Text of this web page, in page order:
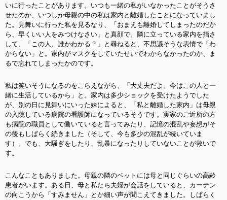
いに行ったことがあります。いつも一緒の私がいなかったことがそうさ
せたのか、いつしか母親の中の私は家内と離婚したことになっていまし
た。見舞いに行った私を見るなり、「おまえも離婚してしまったのだか
ら、早くいい人をみつけなさい」と真顔で。隣に立っている家内を指さ
して、「この人、誰かわかる？」と尋ねると、不思議そうな表情で「わ
からない」と。家内がマスクをしていたせいでわからなかったのか、ま
るで忘れてしまったかのです。
私は笑いそうになるのをこらえながら、「大丈夫だよ。今はこの人と一
緒に生活しているから」と。家内は多少ショックを受けたようでした
が、別の日に見舞いにいった妹によると、「私と離婚した家内」は母親
の入院している病院の看護師になっているそうです。実家のご近所の方
も病院の職員として働いていると言ってみたり、記憶の混乱や妄想がそ
の後もしばらく続きました（そして、今も多少の混乱が続いていま
す）。でも、大騒ぎをしたり、乱暴になったりしていないことが救いで
す。
こんなこともありました。母親の隣のベットには母と同じぐらいの高齢
患者がいます。ある日、母と私たち夫婦が会話をしていると、カーテン
の向こうから「すみません」とか細い声が聞こえてきました。しばらく